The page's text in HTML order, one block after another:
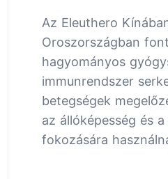
Az Eleuthero
Oroszországban
hagyományos
immunrendszer
betegségek
az állóképesség és
fokozására